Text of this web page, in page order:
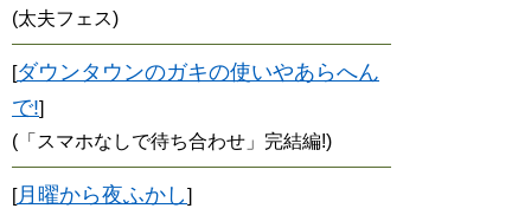
(太夫フェス)
[ダウンタウンのガキの使いやあらへん
で!]
(「スマホなしで待ち合わせ」完結編!)
[月曜から夜ふかし]